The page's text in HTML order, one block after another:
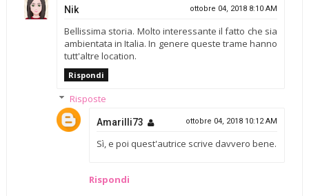
Nik ottobre 04, 2018 8:10 AM
Bellissima storia. Molto interessante il fatto che sia
ambientata in Italia. In genere queste trame hanno
tutt'altre location.
Rispondi
Risposte
Amarilli73 ottobre 04, 2018 10:12 AM
Sì, e poi quest'autrice scrive davvero bene.
Rispondi